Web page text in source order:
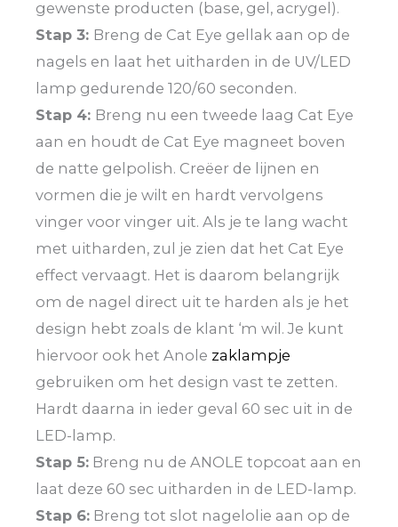
gewenste producten (base, gel, acrygel).
Stap 3: Breng de Cat Eye gellak aan op de
nagels en laat het uitharden in de UV/LED
lamp gedurende 120/60 seconden.
Stap 4: Breng nu een tweede laag Cat Eye
aan en houdt de Cat Eye magneet boven
de natte gelpolish. Creëer de lijnen en
vormen die je wilt en hardt vervolgens
vinger voor vinger uit. Als je te lang wacht
met uitharden, zul je zien dat het Cat Eye
effect vervaagt. Het is daarom belangrijk
om de nagel direct uit te harden als je het
design hebt zoals de klant ‘m wil. Je kunt
hiervoor ook het Anole zaklampje
gebruiken om het design vast te zetten.
Hardt daarna in ieder geval 60 sec uit in de
LED-lamp.
Stap 5: Breng nu de ANOLE topcoat aan en
laat deze 60 sec uitharden in de LED-lamp.
Stap 6: Breng tot slot nagelolie aan op de